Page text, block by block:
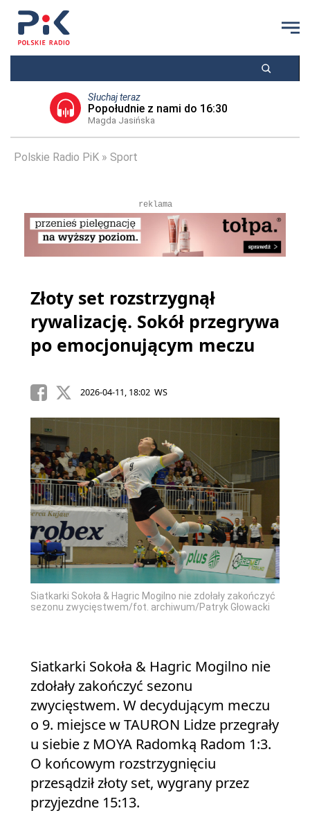
Słuchaj teraz
Popołudnie z nami do 16:30
Magda Jasińska
Polskie Radio PiK Sport
reklama
Złoty set rozstrzygnął
rywalizację. Sokół przegrywa
po emocjonującym meczu
2026-04-11, 18:02 WS
Siatkarki Sokoła & Hagric Mogilno nie zdołały zakończyć
sezonu zwycięstwem/fot. archiwum/Patryk Głowacki
Siatkarki Sokoła & Hagric Mogilno nie
zdołały zakończyć sezonu
zwycięstwem. W decydującym meczu
o 9. miejsce w TAURON Lidze przegrały
u siebie z MOYA Radomką Radom 1:3.
O końcowym rozstrzygnięciu
przesądził złoty set, wygrany przez
przyjezdne 15:13.